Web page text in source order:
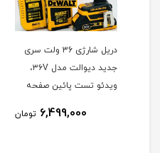
دریل شارژی 36 ولت سری
جدید دیوالت مدل ۳۶V،
ویدئو تست پائین صفحه
6,499,000 تومان